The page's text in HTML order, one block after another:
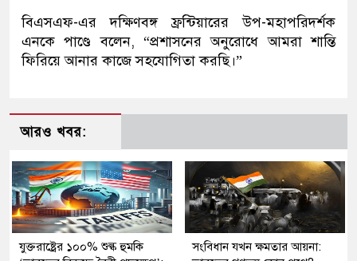
বিএসএফ-এর দক্ষিণবঙ্গ ফ্রন্টিয়ারের উপ-মহাপরিদর্শক
এনকে পাণ্ডে বলেন, “প্রশাসনের অনুরোধে আমরা শান্তি
ফিরিয়ে আনার কাজে সহযোগিতা করছি।”
আরও খবর:
যুক্তরাষ্ট্রের ১০০% শুল্ক হুমকি
সংবিধান যখন ক্ষমতার আয়না: